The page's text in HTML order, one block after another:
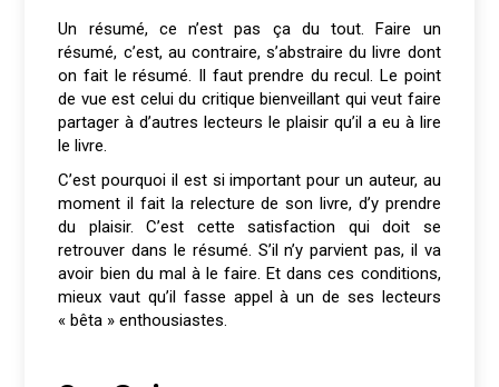
Un résumé, ce n’est pas ça du tout. Faire un
résumé, c’est, au contraire, s’abstraire du livre dont
on fait le résumé. Il faut prendre du recul. Le point
de vue est celui du critique bienveillant qui veut faire
partager à d’autres lecteurs le plaisir qu’il a eu à lire
le livre.
C’est pourquoi il est si important pour un auteur, au
moment il fait la relecture de son livre, d’y prendre
du plaisir. C’est cette satisfaction qui doit se
retrouver dans le résumé. S’il n’y parvient pas, il va
avoir bien du mal à le faire. Et dans ces conditions,
mieux vaut qu’il fasse appel à un de ses lecteurs
« bêta » enthousiastes.